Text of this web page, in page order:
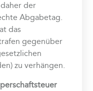
der
Abgabetag.
das
gegenüber
zu verhängen.